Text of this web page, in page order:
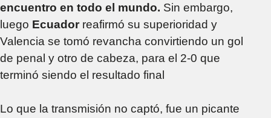
encuentro en todo el mundo. Sin embargo,
luego Ecuador reafirmó su superioridad y
Valencia se tomó revancha convirtiendo un gol
de penal y otro de cabeza, para el 2-0 que
terminó siendo el resultado final
Lo que la transmisión no captó, fue un picante